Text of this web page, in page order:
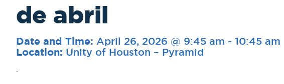
de abril
Date and Time: April 26, 2026 @ 9:45 am - 10:45 am
Location: Unity of Houston – Pyramid